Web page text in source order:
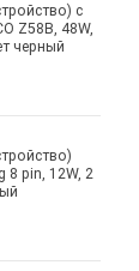
с
Z58B, 48W,
черный
8 pin, 12W, 2